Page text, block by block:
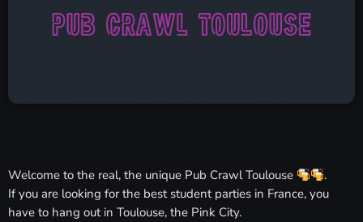
Studio
Calendrier
Contact
Welcome to the real, the unique Pub Crawl Toulouse
.
If you are looking for the best student parties in France, you
have to hang out in Toulouse, the Pink City.